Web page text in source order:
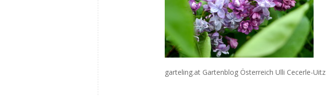
garteling.at Gartenblog Österreich Ulli Cecerle-Uitz